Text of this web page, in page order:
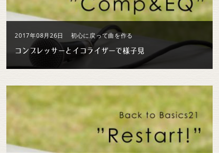
2017年08月26日 初心に戻って曲を作る
コンプレッサーとイコライザーで様子見